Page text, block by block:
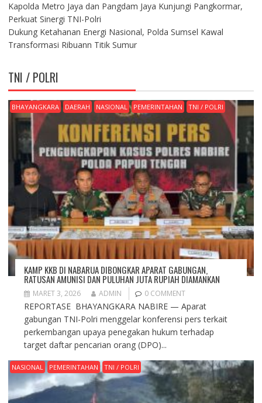
Kapolda Metro Jaya dan Pangdam Jaya Kunjungi Pangkormar,
Perkuat Sinergi TNI-Polri
Dukung Ketahanan Energi Nasional, Polda Sumsel Kawal
Transformasi Ribuann Titik Sumur
TNI / POLRI
BHAYANGKARA DAERAH NASIONAL PEMERINTAHAN TNI / POLRI
KAMP KKB DI NABARUA DIBONGKAR APARAT GABUNGAN,
RATUSAN AMUNISI DAN PULUHAN JUTA RUPIAH DIAMANKAN
MARET 3, 2026 ADMIN 0 COMMENT
REPORTASE BHAYANGKARA NABIRE — Aparat
gabungan TNI-Polri menggelar konferensi pers terkait
perkembangan upaya penegakan hukum terhadap
target daftar pencarian orang (DPO)...
NASIONAL PEMERINTAHAN TNI / POLRI